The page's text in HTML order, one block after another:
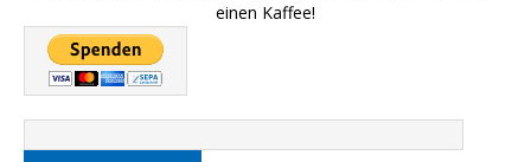
einen Kaffee!